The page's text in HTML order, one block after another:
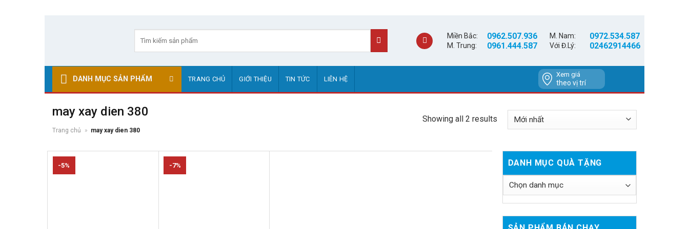
kiếm:
Miền Bắc: 0962.507.936 M. Nam: 0972.534.587
M. Trung: 0961.444.587 Với Đ.Lý: 02462914466
DANH MỤC SẢN PHẨM TRANG CHỦ GIỚI THIỆU TIN TỨC LIÊN HỆ
Xem giá
theo vị trí
may xay dien 380
Trang chủ » may xay dien 380
Showing all 2 results
-5% -7% DANH MỤC QUÀ TẶNG